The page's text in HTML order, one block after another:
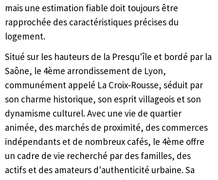
mais une estimation fiable doit toujours être
rapprochée des caractéristiques précises du
logement.
Situé sur les hauteurs de la Presqu'île et bordé par la
Saône, le 4ème arrondissement de Lyon,
communément appelé La Croix‑Rousse, séduit par
son charme historique, son esprit villageois et son
dynamisme culturel. Avec une vie de quartier
animée, des marchés de proximité, des commerces
indépendants et de nombreux cafés, le 4ème offre
un cadre de vie recherché par des familles, des
actifs et des amateurs d'authenticité urbaine. Sa